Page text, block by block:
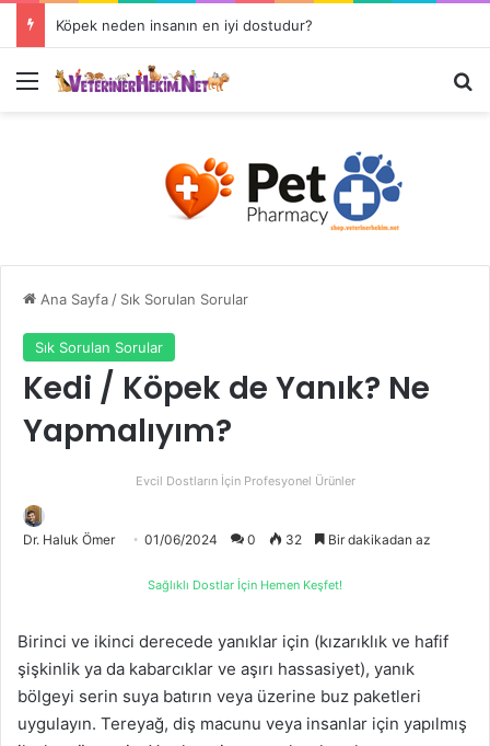
Köpek neden insanın en iyi dostudur?
Ana Sayfa/ Sık Sorulan Sorular
Sık Sorulan Sorular
Kedi / Köpek de Yanık? Ne
Yapmalıyım?
Evcil Dostların İçin Profesyonel Ürünler
Dr. Haluk Ömer 01/06/2024 0 32 Bir dakikadan az
Sağlıklı Dostlar İçin Hemen Keşfet!
Birinci ve ikinci derecede yanıklar için (kızarıklık ve hafif
şişkinlik ya da kabarcıklar ve aşırı hassasiyet), yanık
bölgeyi serin suya batırın veya üzerine buz paketleri
uygulayın. Tereyağ, diş macunu veya insanlar için yapılmış